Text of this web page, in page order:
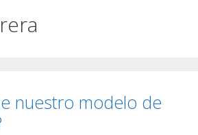
nuestro modelo de